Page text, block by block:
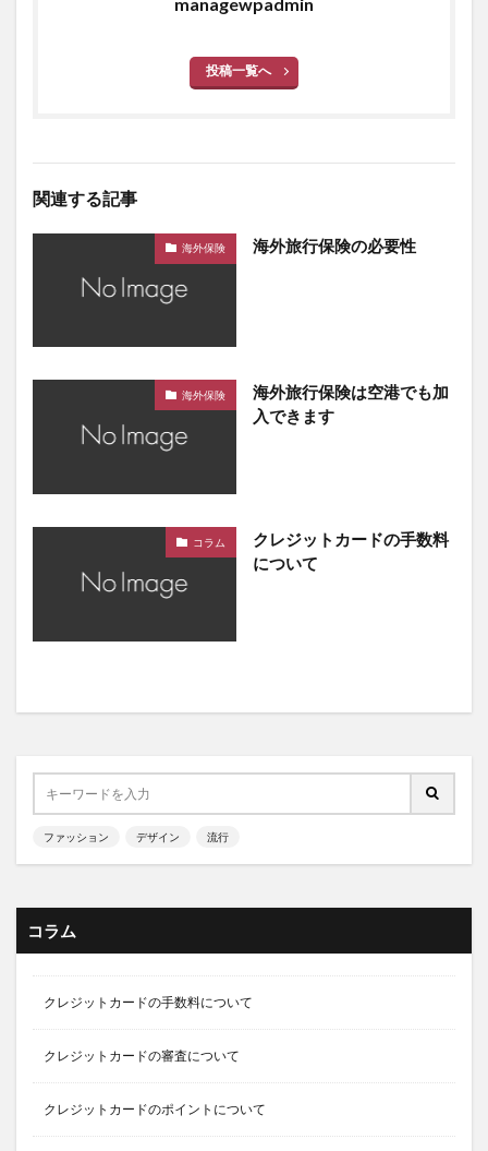
投稿一覧へ
関連する記事
海外保険 海外旅行保険の必要性
海外保険
海外旅行保険は空港でも加
入できます
コラム
クレジットカードの手数料
について
ファッション デザイン 流行
コラム
クレジットカードの手数料について
クレジットカードの審査について
クレジットカードのポイントについて